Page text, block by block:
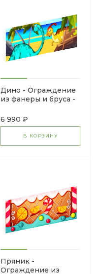
Дино - Ограждение
из фанеры и бруса -
6 990 ₽
В КОРЗИНУ
Пряник -
Ограждение из